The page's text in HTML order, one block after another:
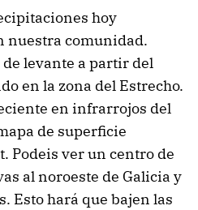
hoy
nuestra comunidad.
levante a partir del
en la zona del Estrecho.
en infrarrojos del
de superficie
Podeis ver un centro de
al noroeste de Galicia y
Esto hará que bajen las